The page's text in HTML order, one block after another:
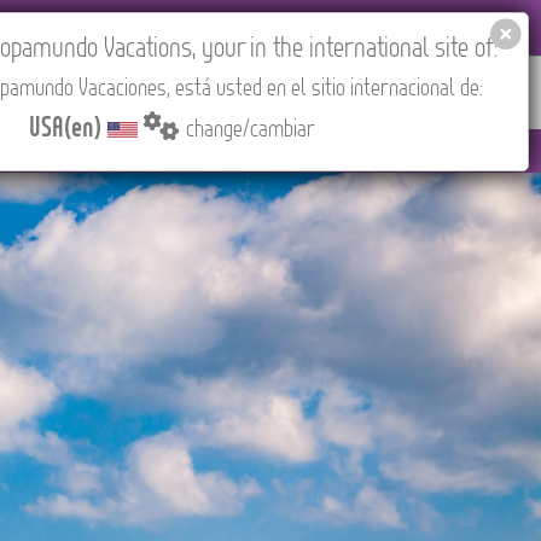
ABOUT US CONTACT Find your Tour
Vacations, your in the international site of:
Vacaciones, está usted en el sitio internacional de:
USA(en) change/cambiar